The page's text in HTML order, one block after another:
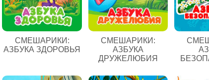
СМЕШАРИКИ:
АЗБУКА ЗДОРОВЬЯ
СМЕШАРИКИ:
АЗБУКА
ДРУЖЕЛЮБИЯ